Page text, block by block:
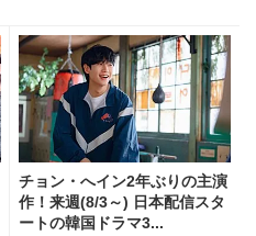
チョン・へイン2年ぶりの主演
作！来週(8/3～) 日本配信スタ
ートの韓国ドラマ3...